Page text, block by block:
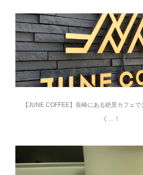
【JUNE COFFEE】長崎にある絶景カフェ
く…！